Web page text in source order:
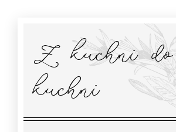
Z kuchni do
kuchni